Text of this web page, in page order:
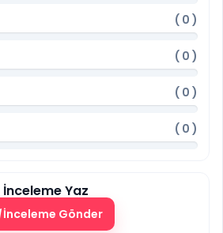
( 0 )
( 0 )
( 0 )
( 0 )
İnceleme Yaz
İnceleme Gönder